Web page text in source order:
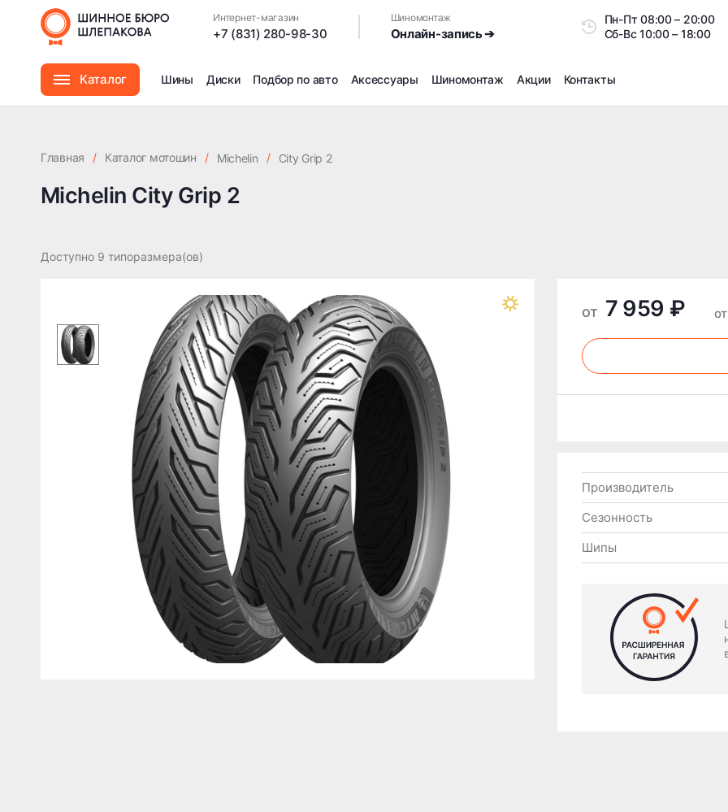
Интернет-магазин
+7 (831) 280-98-30
Шиномонтаж
Онлайн-запись ➔
Пн-Пт08:00 –
Сб-Вс10:00 – 18:00
Каталог
Аксессуары
Шины Диски Подбор по авто Аксессуары Шиномонтаж
Дошиповка, Ошиповка, Перешиповка зимней резины
Шумоизоляция покрышек
Подбор запчастей
Акции Контакты
Главная / Каталог мотошин / Michelin / City Grip 2
Michelin City Grip 2
Доступно 9 типоразмера(ов)
от 7 959 ₽
Производитель
Сезонность
Шипы